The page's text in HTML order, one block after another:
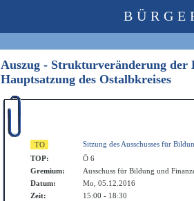
Auszug - Strukturveränderung der
Hauptsatzung des Ostalbkreises
Sitzung des Ausschusses für
TOP:
Ö 6
Gremium:
Ausschuss für Bildung und
Datum:
Mo, 05.12.2016
Zeit:
15:00 - 18:30